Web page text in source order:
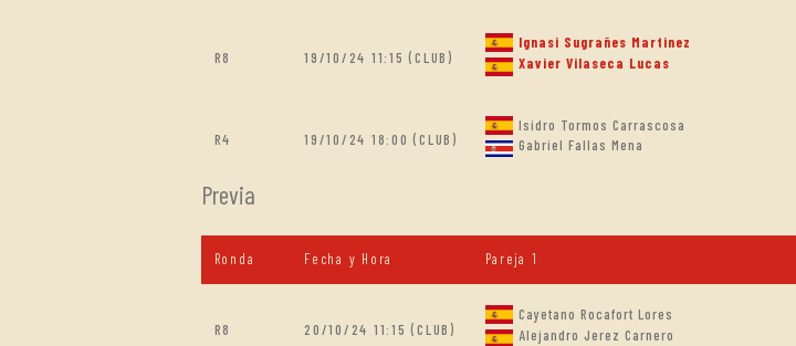
R8 19/10/24 11:15 (CLUB)
Ignasi Sugrañes Martinez
Xavier Vilaseca Lucas
R4 19/10/24 18:00 (CLUB)
Isidro Tormos Carrascosa
Gabriel Fallas Mena
Previa
Ronda Fecha y Hora Pareja 1
R8 20/10/24 11:15 (CLUB)
Cayetano Rocafort Lores
Alejandro Jerez Carnero